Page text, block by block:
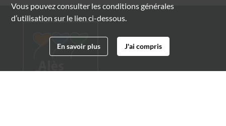
Vous pouvez consulter les conditions générales
d’utilisation sur le lien ci-dessous.
En savoir plus J'ai compris